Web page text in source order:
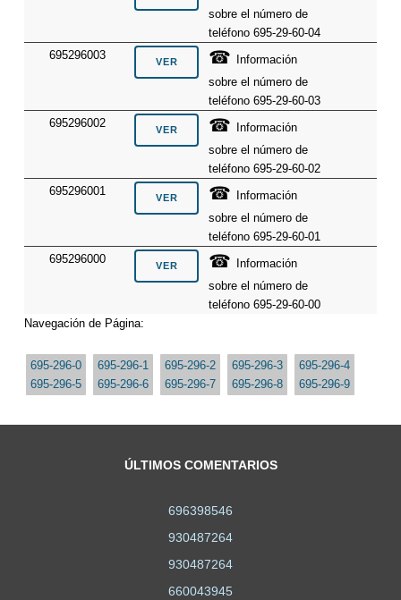
sobre el número de
teléfono 695-29-60-04
695296003
☎ Información
sobre el número de
teléfono 695-29-60-03
695296002
☎ Información
sobre el número de
teléfono 695-29-60-02
695296001
☎ Información
sobre el número de
teléfono 695-29-60-01
695296000
☎ Información
sobre el número de
teléfono 695-29-60-00
Navegación de Página:
695-296-0 695-296-1 695-296-2 695-296-3
695-296-4
695-296-5
695-296-6 695-296-7 695-296-8 695-296-9
ÚLTIMOS COMENTARIOS
696398546
930487264
930487264
660043945